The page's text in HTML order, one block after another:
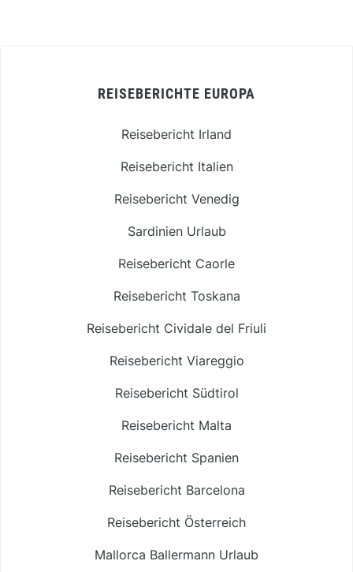
REISEBERICHTE EUROPA
Reisebericht Irland
Reisebericht Italien
Reisebericht Venedig
Sardinien Urlaub
Reisebericht Caorle
Reisebericht Toskana
Reisebericht Cividale del Friuli
Reisebericht Viareggio
Reisebericht Südtirol
Reisebericht Malta
Reisebericht Spanien
Reisebericht Barcelona
Reisebericht Österreich
Mallorca Ballermann Urlaub